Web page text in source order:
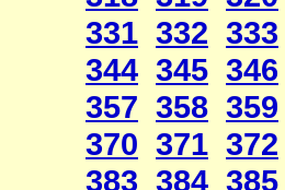
331 332 333
344 345 346
357 358 359
370 371 372
383 384 385